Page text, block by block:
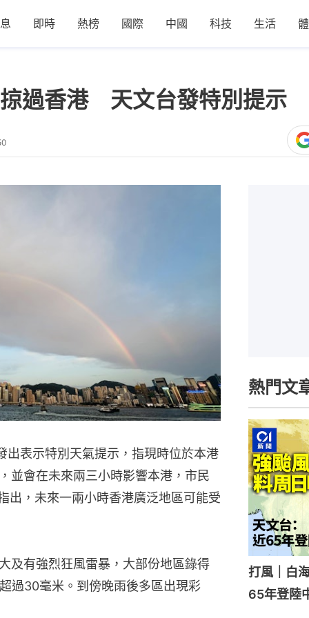
即時 熱榜 國際 中國 科技 生活
掠過香港 天文台發特別提示
出表示特別天氣提示，指現時位於本港
並會在未來兩三小時影響本港，市民
出，未來一兩小時香港廣泛地區可能受
及有強烈狂風雷暴，大部份地區錄得
過30毫米。到傍晚雨後多區出現彩
熱門文
打風｜白
65年登陸